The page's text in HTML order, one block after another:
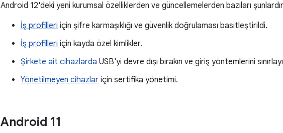
Android 12'deki yeni kurumsal özelliklerden ve güncellemelerden bazıları
İş profilleri için şifre karmaşıklığı ve güvenlik doğrulaması basitleştirildi.
İş profilleri için kayda özel kimlikler.
Şirkete ait cihazlarda USB'yi devre dışı bırakın ve giriş yöntemlerini
Yönetilmeyen cihazlar için sertifika yönetimi.
Android 11